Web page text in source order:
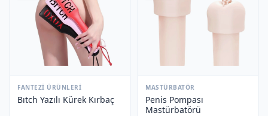
FANTEZI ÜRÜNLERI
Bıtch Yazılı Kürek Kırbaç
MASTÜRBATÖR
Penis Pompası
Mastürbatörü